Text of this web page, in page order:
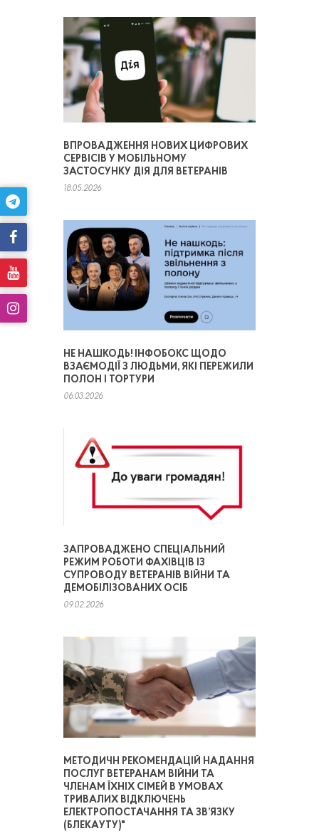
ВПРОВАДЖЕННЯ НОВИХ ЦИФРОВИХ
СЕРВІСІВ У МОБІЛЬНОМУ
ЗАСТОСУНКУ ДІЯ ДЛЯ ВЕТЕРАНІВ
18.05.2026
НЕ НАШКОДЬ! ІНФОБОКС ЩОДО
ВЗАЄМОДІЇ З ЛЮДЬМИ, ЯКІ ПЕРЕЖИЛИ
ПОЛОН І ТОРТУРИ
06.03.2026
ЗАПРОВАДЖЕНО СПЕЦІАЛЬНИЙ
РЕЖИМ РОБОТИ ФАХІВЦІВ ІЗ
СУПРОВОДУ ВЕТЕРАНІВ ВІЙНИ ТА
ДЕМОБІЛІЗОВАНИХ ОСІБ
09.02.2026
МЕТОДИЧН РЕКОМЕНДАЦІЙ НАДАННЯ
ПОСЛУГ ВЕТЕРАНАМ ВІЙНИ ТА
ЧЛЕНАМ ЇХНІХ СІМЕЙ В УМОВАХ
ТРИВАЛИХ ВІДКЛЮЧЕНЬ
ЕЛЕКТРОПОСТАЧАННЯ ТА ЗВ’ЯЗКУ
(БЛЕКАУТУ)"